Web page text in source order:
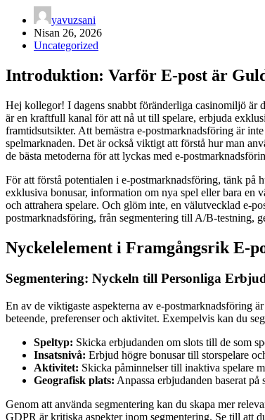
yavuzsani
Nisan 26, 2026
Uncategorized
Introduktion: Varför E-post är
Hej kollegor! I dagens snabbt föränderliga casinomiljö är
är en kraftfull kanal för att nå ut till spelare, erbjuda
framtidsutsikter. Att bemästra e-postmarknadsföring är
spelmarknaden. Det är också viktigt att förstå hur man
de bästa metoderna för att lyckas med e-
För att förstå potentialen i e-postmarknadsföring, tänk
exklusiva bonusar, information om nya spel eller bara en
och attrahera spelare. Och glöm inte, en välutvecklad e-
postmarknadsföring, från segmentering till A/B-testning,
Nyckelelement i Framgångsrik E-
Segmentering: Nyckeln till Personliga
En av de viktigaste aspekterna av e-postmarknadsföring
beteende, preferenser och aktivitet. Exempelvis kan du
Speltyp: Skicka erbjudanden om slots till de som
Insatsnivå: Erbjud högre bonusar till storspelare
Aktivitet: Skicka påminnelser till inaktiva spelare
Geografisk plats: Anpassa erbjudanden baserat
Genom att använda segmentering kan du skapa mer
GDPR är kritiska aspekter inom segmentering. Se till att